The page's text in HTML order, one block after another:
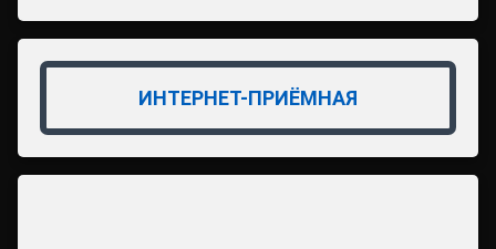
ИНТЕРНЕТ-ПРИЁМНАЯ